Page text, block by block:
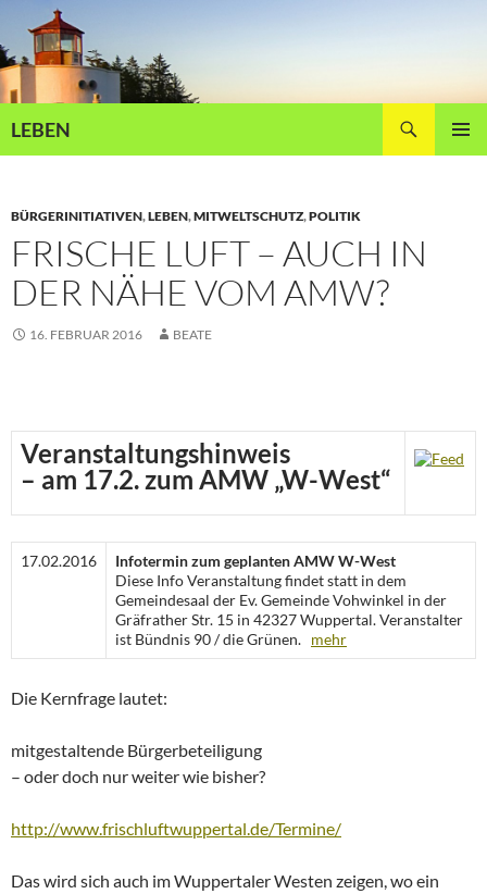
Inhalt
springen
LEBEN
BÜRGERINITIATIVEN,LEBEN,MITWELTSCHUTZ,POLITIK
FRISCHE LUFT – AUCH IN
DER NÄHE VOM AMW?
16. FEBRUAR 2016 BEATE
Veranstaltungshinweis
– am 17.2. zum AMW „W-West“
17.02.2016
Infotermin zum geplanten AMW W-West
Diese Info Veranstaltung findet statt in dem
Gemeindesaal der Ev. Gemeinde Vohwinkel in der
Gräfrather Str. 15 in 42327 Wuppertal. Veranstalter
ist Bündnis 90 / die Grünen. mehr
Die Kernfrage lautet:
mitgestaltende Bürgerbeteiligung
– oder doch nur weiter wie bisher?
http://www.frischluftwuppertal.de/Termine/
Das wird sich auch im Wuppertaler Westen zeigen, wo ein